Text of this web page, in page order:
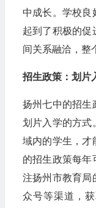
中成长。学校良
起到了积极的促
间关系融洽，整
招生政策：划片
扬州七中的招生
划片入学的方式
域内的学生，才
的招生政策每年
注扬州市教育局
众号等渠道，